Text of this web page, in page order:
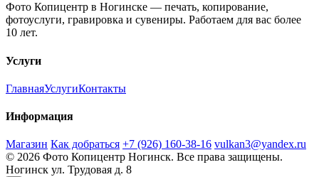
Фото Копицентр в Ногинске — печать, копирование,
фотоуслуги, гравировка и сувениры. Работаем для вас более
10 лет.
Услуги
ГлавнаяУслугиКонтакты
Информация
Магазин Как добраться +7 (926) 160-38-16 vulkan3@yandex.ru
© 2026 Фото Копицентр Ногинск. Все права защищены.
Ногинск ул. Трудовая д. 8